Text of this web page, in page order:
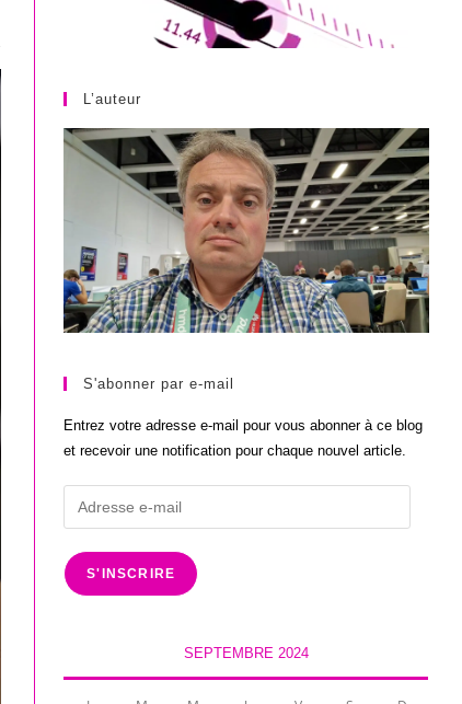
L’auteur
S'abonner par e-mail
Entrez votre adresse e-mail pour vous abonner à ce blog
et recevoir une notification pour chaque nouvel article.
Adresse
e-
mail
S'INSCRIRE
SEPTEMBRE 2024